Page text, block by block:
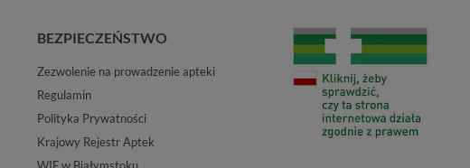
BEZPIECZEŃSTWO
Zezwolenie na prowadzenie apteki
Regulamin
Polityka Prywatności
Krajowy Rejestr Aptek
WIF w Białymstoku